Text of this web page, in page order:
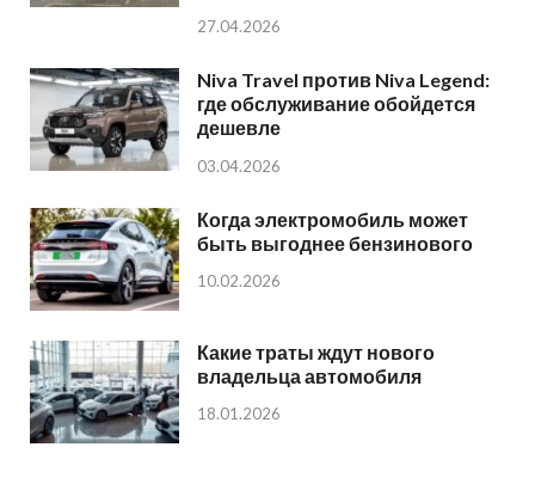
27.04.2026
Niva Travel против Niva Legend:
где обслуживание обойдется
дешевле
03.04.2026
Когда электромобиль может
быть выгоднее бензинового
10.02.2026
Какие траты ждут нового
владельца автомобиля
18.01.2026